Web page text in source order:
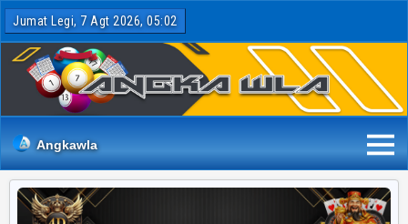
Jumat Legi, 7 Agt 2026, 05:02
Angkawla